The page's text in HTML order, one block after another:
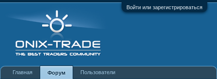
Войти или зарегистрироваться
Главная Форум Пользователи